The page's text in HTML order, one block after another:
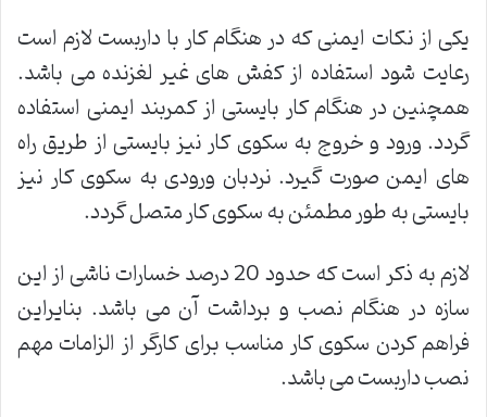
یکی از نکات ایمنی که در هنگام کار با داربست لازم است
رعایت شود استفاده از کفش های غیر لغزنده می باشد.
همچنین در هنگام کار بایستی از کمربند ایمنی استفاده
گردد. ورود و خروج به سکوی کار نیز بایستی از طریق راه
های ایمن صورت گیرد. نردبان ورودی به سکوی کار نیز
بایستی به طور مطمئن به سکوی کار متصل گردد.
لازم به ذکر است که حدود 20 درصد خسارات ناشی از این
سازه در هنگام نصب و برداشت آن می باشد. بنایراین
فراهم کردن سکوی کار مناسب برای کارگر از الزامات مهم
نصب داربست می باشد.